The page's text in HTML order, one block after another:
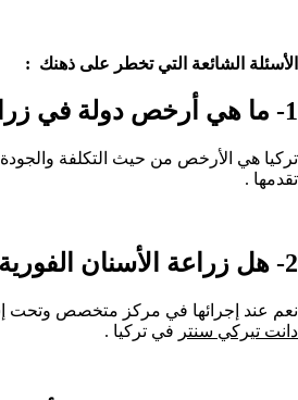
الأسئلة الشائعة التي تخطر على ذهنك :
1- ما هي أرخص دولة في
تركيا هي الأرخص من حيث التكلفة
تقدمها .
2- هل زراعة الأسنان
نعم عند إجرائها في مركز متخصص
دانت تيركي سنتر في تركيا .